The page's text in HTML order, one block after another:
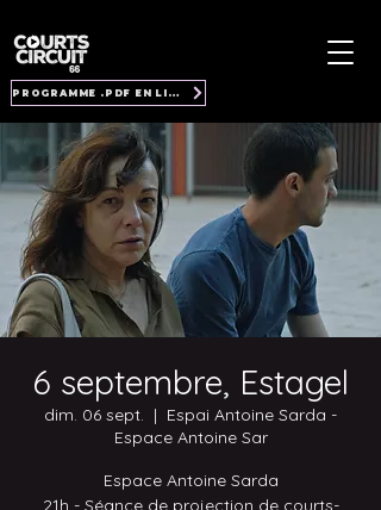
PROGRAMME .PDF EN LIGNE
6 septembre, Estagel
dim. 06 sept.
  |
Espai Antoine Sarda -
Espace Antoine Sar
Espace Antoine Sarda
21h - Séance de projection de courts-